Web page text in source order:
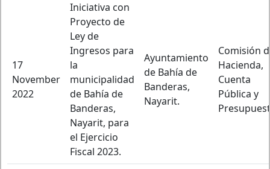
17
November
2022
Iniciativa con
Proyecto de
Ley de
Ingresos para
la
municipalidad
de Bahía de
Banderas,
Nayarit, para
el Ejercicio
Fiscal 2023.
Ayuntamiento
de Bahía de
Banderas,
Nayarit.
Comisión
Hacienda,
Cuenta
Pública y